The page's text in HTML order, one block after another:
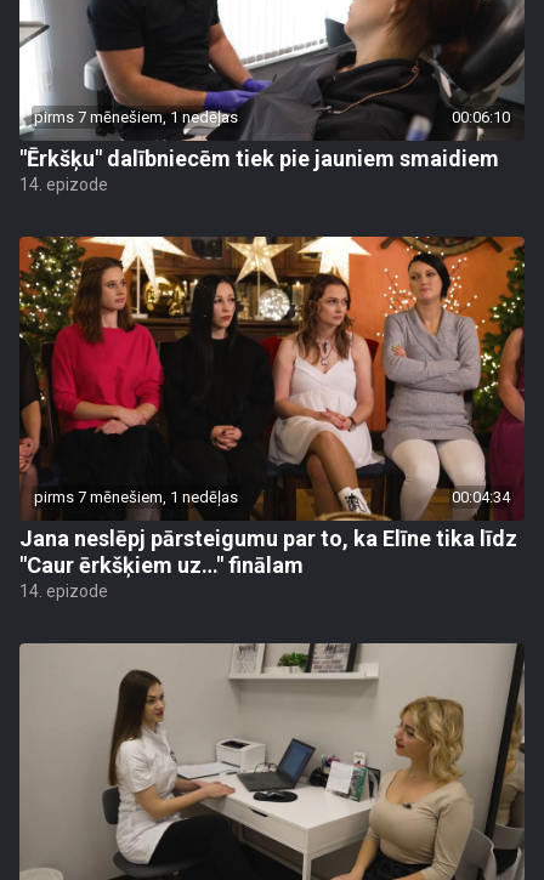
pirms 7 mēnešiem, 1 nedēļas 00:06:10
"Ērkšķu" dalībniecēm tiek pie jauniem smaidiem
14. epizode
pirms 7 mēnešiem, 1 nedēļas 00:04:34
Jana neslēpj pārsteigumu par to, ka Elīne tika līdz
"Caur ērkšķiem uz…" finālam
14. epizode